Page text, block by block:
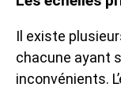
Il existe
chacune ayant
inconvénients.